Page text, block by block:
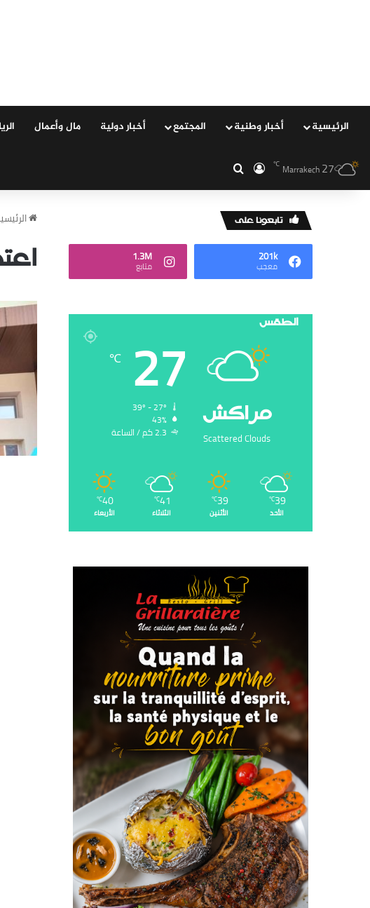
الرئيسية ‏أخبار وطنية المجتمع ‏أخبار دولية مال وأعمال
Marrakech27
℃ ‏الدخول
‏تابعونا على
201k
‏معجب
1.3M
‏متابع
الطقس
‏مراكش
Scattered Clouds
27
℃
43%
2.3 ‏كم / الساعة
39
℃
الأحد
39
℃
الأثنين
41
℃
الثلاثاء
40
℃
الأربعاء